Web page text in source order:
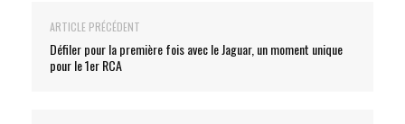
ARTICLE PRÉCÉDENT
Défiler pour la première fois avec le Jaguar, un moment unique
pour le 1er RCA